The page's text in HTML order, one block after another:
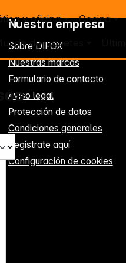
y oficina Cocina
de juguetes
Nuestra empresa
Sobre DIFOX
Nuestras marcas
Formulario de contacto
Aviso legal
Protección de datos
Condiciones generales
Regístrate aquí
Configuración de cookies